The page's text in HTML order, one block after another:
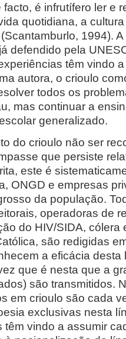
é infrutífero ler e
quotidiana, a
1994).
defendido pela
têm vindo
autora, o crioulo
todos os
mas continuar a
generalizado.
do crioulo não ser
que persiste
este é
ONGD e empresas
da população.
operadoras de
do HIV/SIDA, cólera
são redigidas
a eficácia desta
que é nesta que a
são transmitidos.
em crioulo são cada
exclusivas nesta
têm vindo a assumir